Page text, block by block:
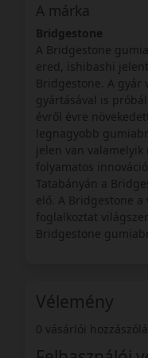
A márka
Bridgestone
A Bridgestone
ered, ishibashi
Bridgestone. A gyár
gyártásával is
évről évre
legnagyobb
jelen van
folyamatos
Tatabányán a
elő. A Bridgestone
foglalkoztat
Bridgestone
Vélemény
0 vásárlói